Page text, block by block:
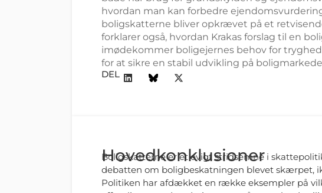
hvordan man kan forbedre
boligskatterne bliver opkrævet på et
forklarer også, hvordan Krakas forslag til en
imødekommer boligejernes behov for
for at sikre en stabil udvikling på
DEL
Hovedkonklusioner
Boligskatterne er et evigt stridsemne i
debatten om boligbeskatningen blevet skærpet,
Politiken har afdækket en række eksempler på